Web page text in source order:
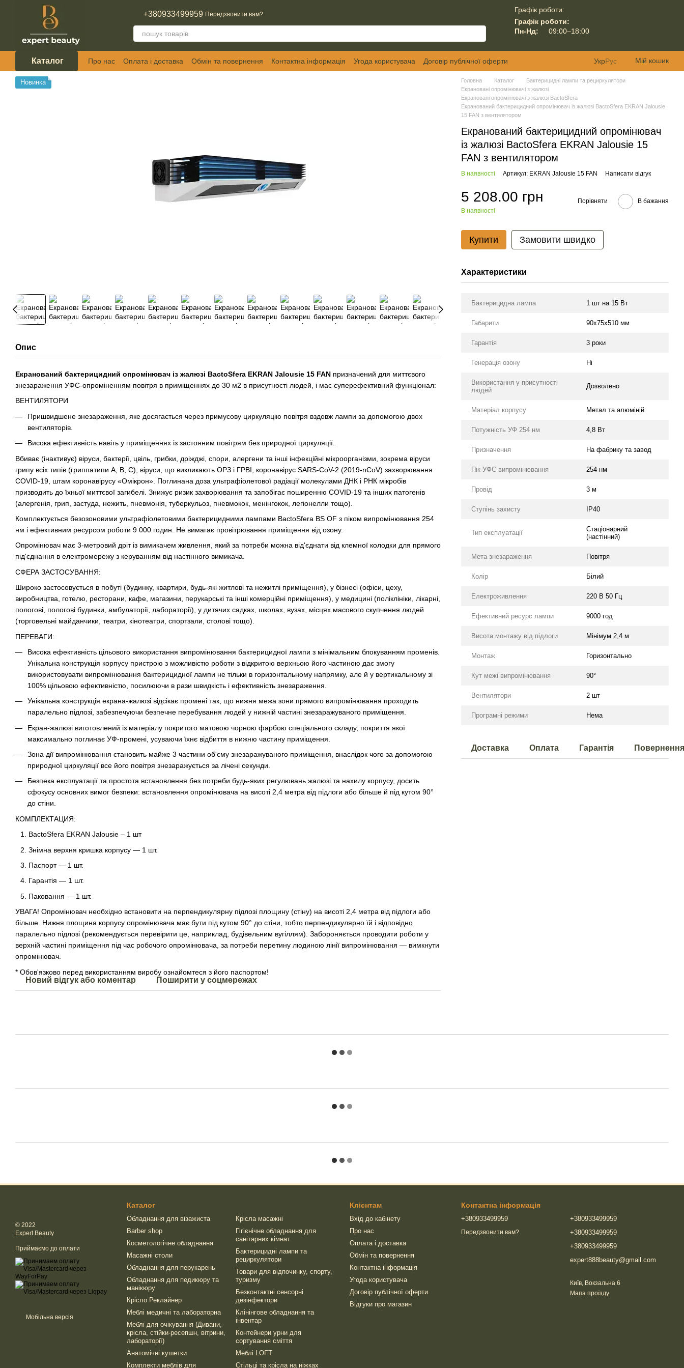
Перейти до основного контенту
+380933499959 Передзвонити вам?
Графік роботи:
Графік роботи:
Пн-Нд:
09:00–18:00
Каталог Про нас Оплата і доставка Обмін та повернення Контактна інформація Угода користувача
Договір публічної оферти
Відгуки про магазин
УкрРус Мій кошик
Новинка
Опис
Екранований бактерицидний опромінювач із жалюзі BactoSfera EKRAN Jalousie 15 FAN призначений для миттєвого
знезараження УФС-опроміненням повітря в приміщеннях до 30 м2 в присутності людей, і має суперефективний функціонал:
ВЕНТИЛЯТОРИ
Пришвидшене знезараження, яке досягається через примусову циркуляцію повітря вздовж лампи за допомогою двох
вентиляторів.
Висока ефективність навіть у приміщеннях із застояним повітрям без природної циркуляції.
Вбиває (інактивує) віруси, бактерії, цвіль, грибки, дріжджі, спори, алергени та інші інфекційні мікроорганізми, зокрема віруси
грипу всіх типів (гриппатипи A, B, C), віруси, що викликають ОРЗ і ГРВІ, коронавірус SARS-CoV-2 (2019-nCoV) захворювання
COVID-19, штам коронавірусу «Омікрон». Поглинана доза ультрафіолетової радіації молекулами ДНК і РНК мікробів
призводить до їхньої миттєвої загибелі. Знижує ризик захворювання та запобігає поширенню COVID-19 та інших патогенів
(алергенія, грип, застуда, нежить, пневмонія, туберкульоз, пневмокок, менінгокок, легіонелли тощо).
Комплектується безозоновими ультрафіолетовими бактерицидними лампами BactoSfera BS OF з піком випромінювання 254
нм і ефективним ресурсом роботи 9 000 годин. Не вимагає провітрювання приміщення від озону.
Опромінювач має 3-метровий дріт із вимикачем живлення, який за потреби можна від'єднати від клемної колодки для прямого
під'єднання в електромережу з керуванням від настінного вимикача.
СФЕРА ЗАСТОСУВАННЯ:
Широко застосовується в побуті (будинку, квартири, будь-які житлові та нежитлі приміщення), у бізнесі (офіси, цеху,
виробництва, готелю, ресторани, кафе, магазини, перукарські та інші комерційні приміщення), у медицині (поліклініки, лікарні,
пологові, пологові будинки, амбулаторії, лабораторії), у дитячих садках, школах, вузах, місцях масового скупчення людей
(торговельні майданчики, театри, кінотеатри, спортзали, столові тощо).
ПЕРЕВАГИ:
Висока ефективність цільового використання випромінювання бактерицидної лампи з мінімальним блокуванням променів.
Унікальна конструкція корпусу пристрою з можливістю роботи з відкритою верхньою його частиною дає змогу
використовувати випромінювання бактерицидної лампи не тільки в горизонтальному напрямку, але й у вертикальному зі
100% цільовою ефективністю, посилюючи в рази швидкість і ефективність знезараження.
Унікальна конструкція екрана-жалюзі відсікає промені так, що нижня межа зони прямого випромінювання проходить
паралельно підлозі, забезпечуючи безпечне перебування людей у нижній частині знезаражуваного приміщення.
Екран-жалюзі виготовлений із матеріалу покритого матовою чорною фарбою спеціального складу, покриття якої
максимально поглинає УФ-промені, усуваючи їхнє відбиття в нижню частину приміщення.
Зона дії випромінювання становить майже 3 частини об'єму знезаражуваного приміщення, внаслідок чого за допомогою
природної циркуляції все його повітря знезаражується за лічені секунди.
Безпека експлуатації та простота встановлення без потреби будь-яких регулювань жалюзі та нахилу корпусу, досить
сфокусу основних вимог безпеки: встановлення опромінювача на висоті 2,4 метра від підлоги або більше й під кутом 90°
до стіни.
КОМПЛЕКТАЦИЯ:
BactoSfera EKRAN Jalousie – 1 шт
Знімна верхня кришка корпусу — 1 шт.
Паспорт — 1 шт.
Гарантія — 1 шт.
Паковання — 1 шт.
УВАГА! Опромінювач необхідно встановити на перпендикулярну підлозі площину (стіну) на висоті 2,4 метра від підлоги або
більше. Нижня площина корпусу опромінювача має бути під кутом 90° до стіни, тобто перпендикулярно їй і відповідно
паралельно підлозі (рекомендується перевірити це, наприклад, будівельним вугіллям). Забороняється проводити роботи у
верхній частині приміщення під час робочого опромінювача, за потреби перетину людиною лінії випромінювання — вимкнути
опромінювач.
* Обов'язково перед використанням виробу ознайомтеся з його паспортом!
Новий відгук або коментар Поширити у соцмережах
Головна Каталог
Бактерицидні лампи та рециркулятори
Екрановані опромінювачі з жалюзі
Екрановані опромінювачі з жалюзі BactoSfera
Екранований бактерицидний опромінювач із жалюзі BactoSfera EKRAN Jalousie
15 FAN з вентилятором
Екранований бактерицидний опромінювач
із жалюзі BactoSfera EKRAN Jalousie 15
FAN з вентилятором
В наявності Артикул: EKRAN Jalousie 15 FAN Написати відгук
5 208.00 грн
В наявності
Порівняти В бажання
Купити Замовити швидко
Характеристики
Бактерицидна лампа 1 шт на 15 Вт
Габарити 90x75x510 мм
Гарантія 3 роки
Генерація озону Ні
Використання у присутності
людей
Дозволено
Матеріал корпусу Метал та алюміній
Потужність УФ 254 нм 4,8 Вт
Призначення На фабрику та завод
Пік УФС випромінювання 254 нм
Провід 3 м
Ступінь захисту IP40
Тип експлуатації
Стаціонарний
(настінний)
Мета знезараження Повітря
Колір Білий
Електроживлення 220 В 50 Гц
Ефективний ресурс лампи 9000 год
Висота монтажу від підлоги Мінімум 2,4 м
Монтаж Горизонтально
Кут межі випромінювання 90°
Вентилятори 2 шт
Програмні режими Нема
Доставка Оплата Гарантія Повернення
© 2022
Expert Beauty
Приймаємо до оплати
Мобільна версія
Каталог
Обладнання для візажиста
Barber shop
Косметологічне обладнання
Масажні столи
Обладнання для перукарень
Обладнання для педикюру та
манікюру
Крісло Реклайнер
Меблі медичні та лабораторна
Меблі для очікування (Дивани,
крісла, стійки-ресепшн, вітрини,
лабораторії)
Анатомічні кушетки
Комплекти меблів для
Крісла масажні
Гігієнічне обладнання для
санітарних кімнат
Бактерицидні лампи та
рециркулятори
Товари для відпочинку, спорту,
туризму
Безконтактні сенсорні
дезінфектори
Клінінгове обладнання та
інвентар
Контейнери урни для
сортування сміття
Меблі LOFT
Стільці та крісла на ніжках
Клієнтам
Вхід до кабінету
Про нас
Оплата і доставка
Обмін та повернення
Контактна інформація
Угода користувача
Договір публічної оферти
Відгуки про магазин
Контактна інформація
+380933499959
Передзвонити вам?
+380933499959
+380933499959
+380933499959
expert888beauty@gmail.com
Київ, Вокзальна 6
Мапа проїзду